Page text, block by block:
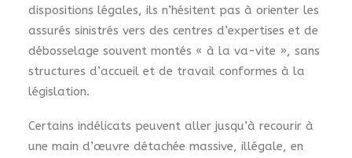
dispositions légales, ils n’hésitent pas à orienter les
assurés sinistrés vers des centres d’expertises et de
débosselage souvent montés « à la va-vite », sans
structures d’accueil et de travail conformes à la
législation.
Certains indélicats peuvent aller jusqu’à recourir à
une main d’œuvre détachée massive, illégale, en